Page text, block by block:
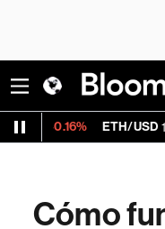
ETH/USD 1,920.443
Cómo